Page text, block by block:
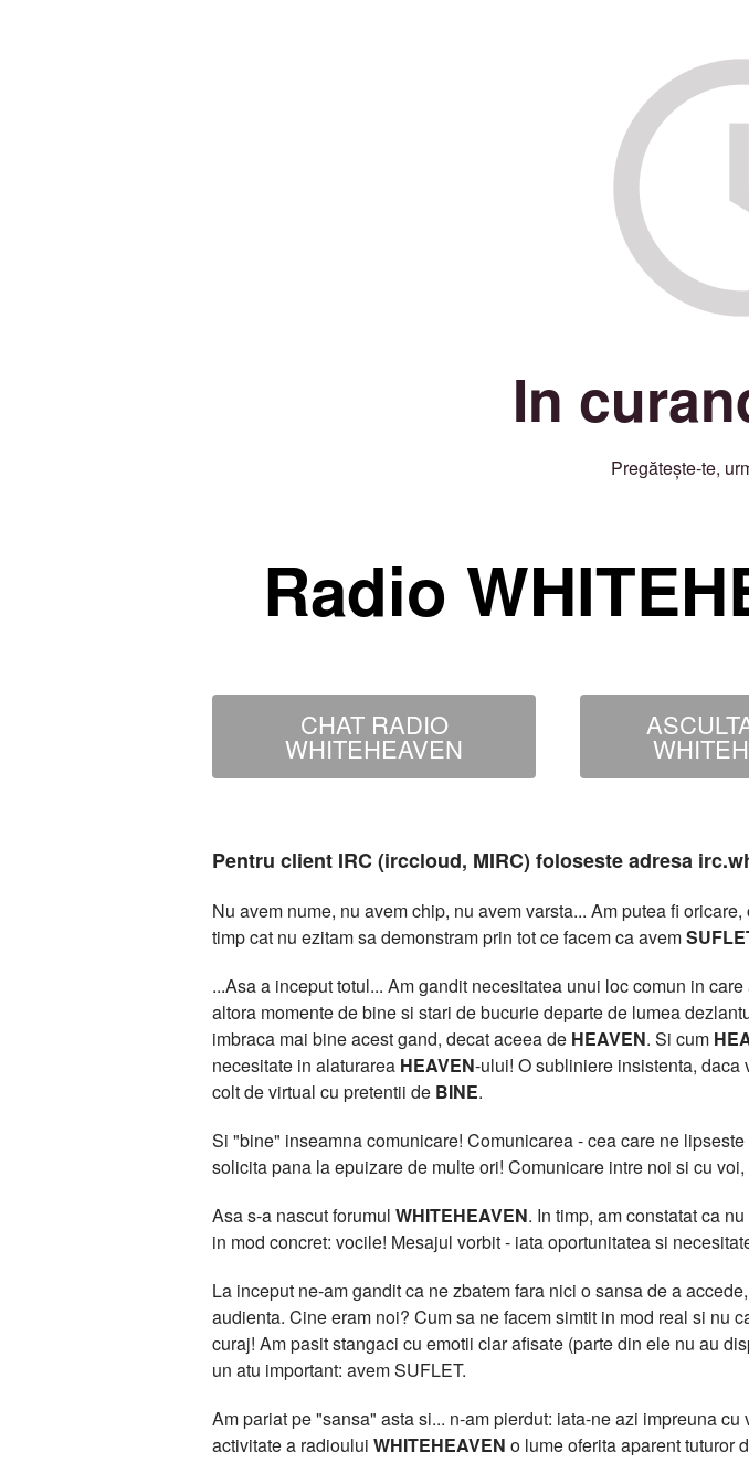
In
Pregătește-te,
Radio
CHAT RADIO
WHITEHEAVEN
Pentru client IRC (irccloud, MIRC) foloseste adresa
Nu avem nume, nu avem chip, nu avem varsta... Am putea fi
timp cat nu ezitam sa demonstram prin tot ce facem ca avem
...Asa a inceput totul... Am gandit necesitatea unui loc comun in care
altora momente de bine si stari de bucurie departe de lumea
imbraca mai bine acest gand, decat aceea de HEAVEN. Si cum
necesitate in alaturarea HEAVEN-ului! O subliniere insistenta, daca
colt de virtual cu pretentii de BINE.
Si "bine" inseamna comunicare! Comunicarea - cea care ne
solicita pana la epuizare de multe ori! Comunicare intre noi si cu
Asa s-a nascut forumul WHITEHEAVEN. In timp, am constatat ca
in mod concret: vocile! Mesajul vorbit - iata oportunitatea si
La inceput ne-am gandit ca ne zbatem fara nici o sansa de a
audienta. Cine eram noi? Cum sa ne facem simtit in mod real si nu
curaj! Am pasit stangaci cu emotii clar afisate (parte din ele nu au
un atu important: avem SUFLET.
Am pariat pe "sansa" asta si... n-am pierdut: iata-ne azi impreuna
activitate a radioului WHITEHEAVEN o lume oferita aparent tuturor